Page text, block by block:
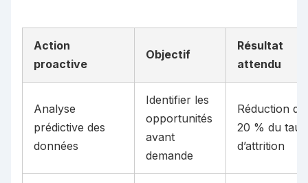
Action
proactive
Objectif
Résultat
attendu
Analyse
prédictive des
données
Identifier les
opportunités
avant
demande
Réduction de
20 % du taux
d’attrition